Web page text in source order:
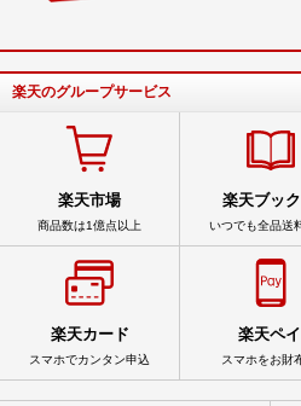
楽天のグループサービス
楽天市場
商品数は1億点以上
楽天ブッ
いつでも全品送
楽天カード
スマホでカンタン申込
楽天ペイ
スマホをお財